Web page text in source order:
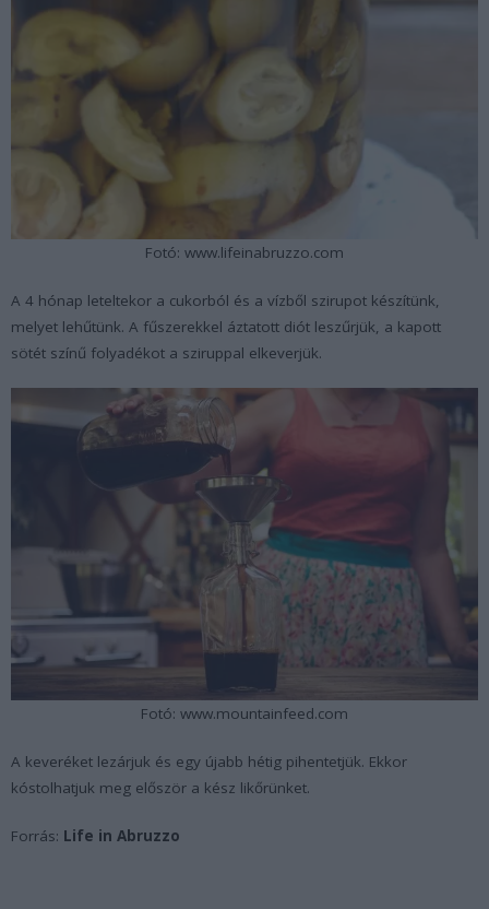
Fotó: www.lifeinabruzzo.com
A 4 hónap leteltekor a cukorból és a vízből szirupot készítünk,
melyet lehűtünk. A fűszerekkel áztatott diót leszűrjük, a kapott
sötét színű folyadékot a sziruppal elkeverjük.
Fotó: www.mountainfeed.com
A keveréket lezárjuk és egy újabb hétig pihentetjük. Ekkor
kóstolhatjuk meg először a kész likőrünket.
Forrás: Life in Abruzzo